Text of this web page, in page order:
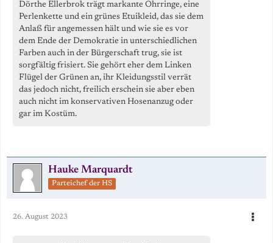
Dörthe Ellerbrok trägt markante Ohrringe, eine
Perlenkette und ein grünes Etuikleid, das sie dem
Anlaß für angemessen hält und wie sie es vor
dem Ende der Demokratie in unterschiedlichen
Farben auch in der Bürgerschaft trug, sie ist
sorgfältig frisiert. Sie gehört eher dem Linken
Flügel der Grünen an, ihr Kleidungsstil verrät
das jedoch nicht, freilich erschein sie aber eben
auch nicht im konservativen Hosenanzug oder
gar im Kostüm.
Hauke Marquardt
Parteichef der HS
26. August 2023